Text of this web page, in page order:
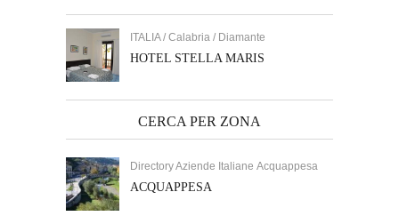
ITALIA / Calabria / Diamante
HOTEL STELLA MARIS
CERCA PER ZONA
Directory Aziende Italiane Acquappesa
ACQUAPPESA